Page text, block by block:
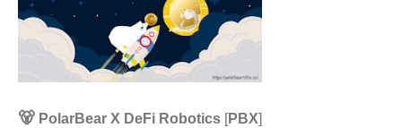
🐻 PolarBear X DeFi Robotics [PBX]